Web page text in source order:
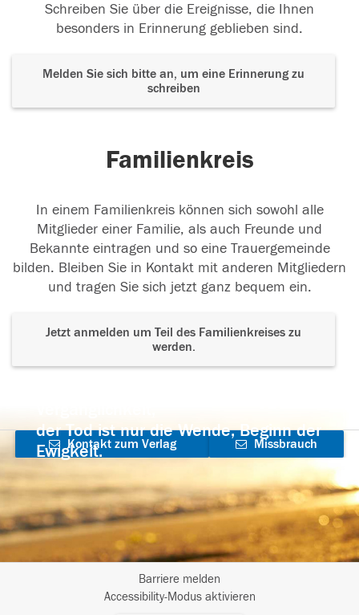
Schreiben Sie über die Ereignisse, die Ihnen
besonders in Erinnerung geblieben sind.
Melden Sie sich bitte an, um eine Erinnerung zu
schreiben
Familienkreis
In einem Familienkreis können sich sowohl alle
Mitglieder einer Familie, als auch Freunde und
Bekannte eintragen und so eine Trauergemeinde
bilden. Bleiben Sie in Kontakt mit anderen Mitgliedern
und tragen Sie sich jetzt ganz bequem ein.
Jetzt anmelden um Teil des Familienkreises zu
werden.
der Tod ist nur die Wende, Beginn der
Ewigkeit.
Kontakt zum Verlag
aufnehmen
Missbrauch
Barriere melden
Accessibility-Modus aktivieren